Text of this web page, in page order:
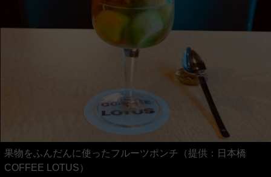
果物をふんだんに使ったフルーツポンチ（提供：日本橋
COFFEE LOTUS）